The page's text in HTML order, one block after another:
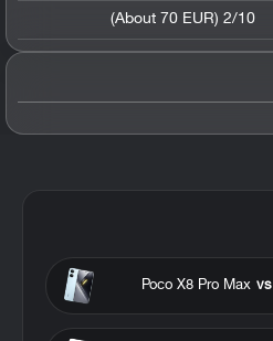
2/10 (About 70 EUR)
vs
Poco X8 Pro Max